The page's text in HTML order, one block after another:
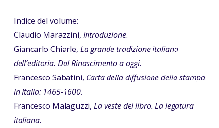
Indice del volume:
Claudio Marazzini, Introduzione.
Giancarlo Chiarle, La grande tradizione italiana
dell’editoria. Dal Rinascimento a oggi.
Francesco Sabatini, Carta della diffusione della stampa
in Italia: 1465-1600.
Francesco Malaguzzi, La veste del libro. La legatura
italiana.